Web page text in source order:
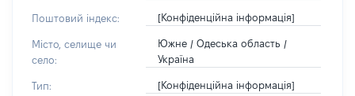
Поштовий індекс: [Конфіденційна інформація]
Місто, селище чи
село:
Южне / Одеська область /
Україна
Тип: [Конфіденційна інформація]